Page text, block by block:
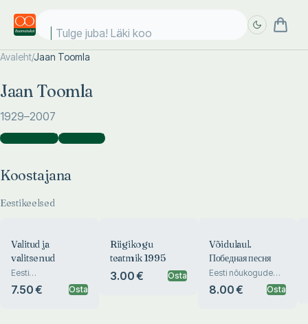
Tulge juba! Läki kool
Avaleht/Jaan Toomla
Jaan Toomla
1929–2007
Koostajana )Tõlkijana )
Koostajana
Eestikeelsed
Valitud ja
valitsenud
Eesti
parlamentaarsete ja
muude
7.50 € Osta
Riigikogu
teatmik 1995
3.00 € Osta
Võidulaul.
Победная песня
Eesti nõukogude
poeetide
võidupäeva luulet
8.00 € Osta